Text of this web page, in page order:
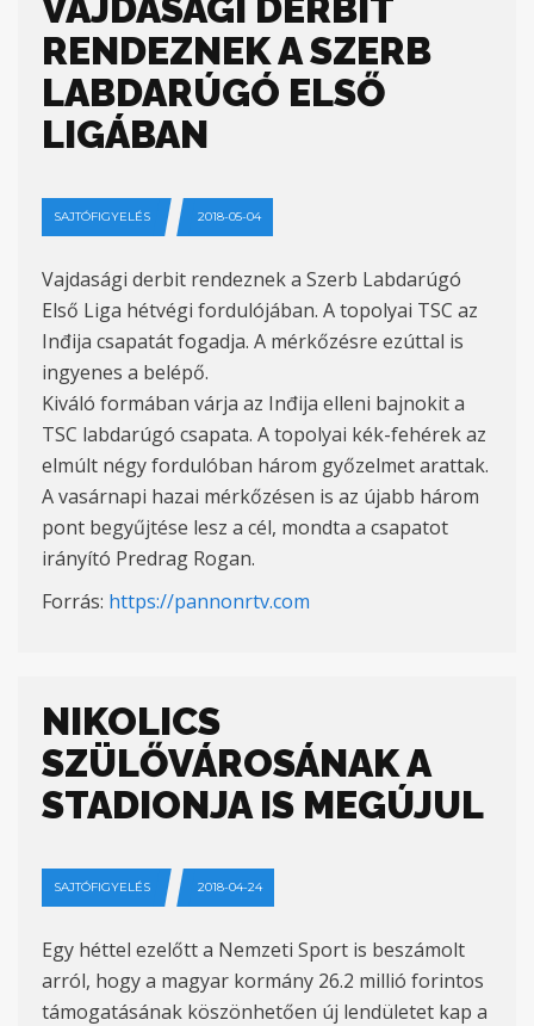
VAJDASÁGI DERBIT
RENDEZNEK A SZERB
LABDARÚGÓ ELSŐ
LIGÁBAN
SAJTÓFIGYELÉS 2018-05-04
Vajdasági derbit rendeznek a Szerb Labdarúgó
Első Liga hétvégi fordulójában. A topolyai TSC az
Inđija csapatát fogadja. A mérkőzésre ezúttal is
ingyenes a belépő.
Kiváló formában várja az Inđija elleni bajnokit a
TSC labdarúgó csapata. A topolyai kék-fehérek az
elmúlt négy fordulóban három győzelmet arattak.
A vasárnapi hazai mérkőzésen is az újabb három
pont begyűjtése lesz a cél, mondta a csapatot
irányító Predrag Rogan.
Forrás: https://pannonrtv.com
NIKOLICS
SZÜLŐVÁROSÁNAK A
STADIONJA IS MEGÚJUL
SAJTÓFIGYELÉS 2018-04-24
Egy héttel ezelőtt a Nemzeti Sport is beszámolt
arról, hogy a magyar kormány 26.2 millió forintos
támogatásának köszönhetően új lendületet kap a